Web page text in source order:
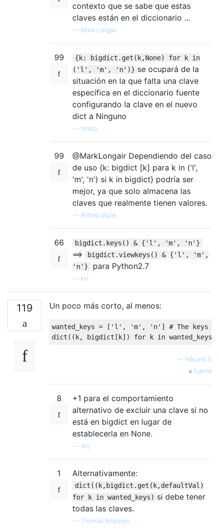
contexto que se sabe que estas
claves están en el diccionario ...
— Mark Longair
99
{k: bigdict.get(k,None) for k in
('l', 'm', 'n')} se ocupará de la
situación en la que falta una clave
específica en el diccionario fuente
configurando la clave en el nuevo
dict a Ninguno
timbo
99
@MarkLongair Dependiendo del caso
de uso {k: bigdict [k] para k in ('l',
'm', 'n') si k in bigdict} podría ser
mejor, ya que solo almacena las
claves que realmente tienen valores.
— Briford Wylie
66 bigdict.keys() & {'l', 'm', 'n'}
==>
bigdict.viewkeys() & {'l', 'm',
'n'}
para Python2.7
kxr
119 Un poco más corto, al menos:
wanted_keys = [ 'l' , 'm' , 'n' ]
# The keys
dict ((k, bigdict [k]) for k in wanted_keys
— Håvard S
fuente
8
+1 para el comportamiento
alternativo de excluir una clave si no
está en bigdict en lugar de
establecerla en None.
dhj
1 Alternativamente:
dict((k,bigdict.get(k,defaultVal)
for k in wanted_keys) si debe tener
todas las claves.
— Thomas Andrews